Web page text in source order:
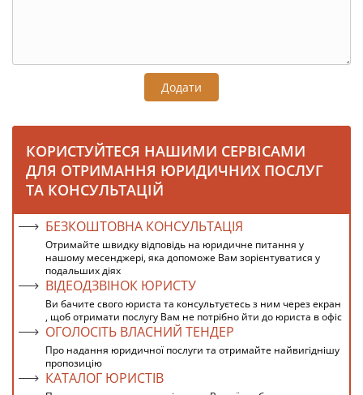
Додати
КОРИСТУЙТЕСЯ НАШИМИ СЕРВІСАМИ
ДЛЯ ОТРИМАННЯ ЮРИДИЧНИХ ПОСЛУГ
ТА КОНСУЛЬТАЦІЙ
БЕЗКОШТОВНА КОНСУЛЬТАЦІЯ
Отримайте швидку відповідь на юридичне питання у
нашому месенджері, яка допоможе Вам зорієнтуватися у
подальших діях
ВІДЕОДЗВІНОК ЮРИСТУ
Ви бачите свого юриста та консультуєтесь з ним через екран
, щоб отримати послугу Вам не потрібно йти до юриста в офіс
ОГОЛОСІТЬ ВЛАСНИЙ ТЕНДЕР
Про надання юридичної послуги та отримайте найвигіднішу
пропозицію
КАТАЛОГ ЮРИСТІВ